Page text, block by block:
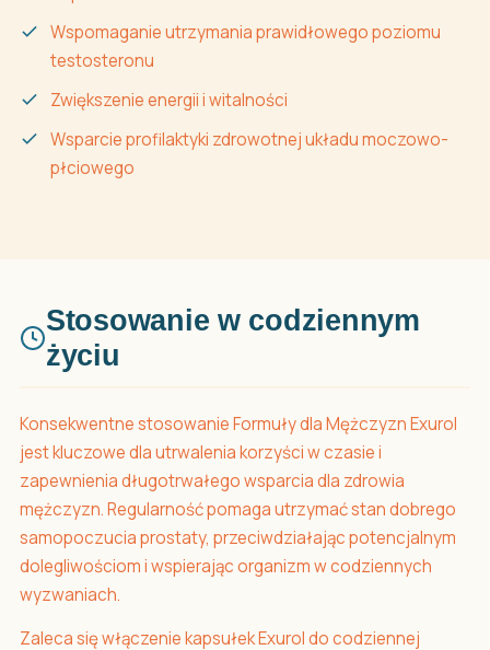
Wspomaganie utrzymania prawidłowego poziomu
testosteronu
Zwiększenie energii i witalności
Wsparcie profilaktyki zdrowotnej układu moczowo-
płciowego
Stosowanie w codziennym
życiu
Konsekwentne stosowanie Formuły dla Mężczyzn Exurol
jest kluczowe dla utrwalenia korzyści w czasie i
zapewnienia długotrwałego wsparcia dla zdrowia
mężczyzn. Regularność pomaga utrzymać stan dobrego
samopoczucia prostaty, przeciwdziałając potencjalnym
dolegliwościom i wspierając organizm w codziennych
wyzwaniach.
Zaleca się włączenie kapsułek Exurol do codziennej